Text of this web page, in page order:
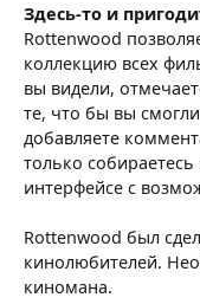
Здесь-то и
Rottenwood
коллекцию всех
вы видели,
те, что бы вы
добавляете
только
интерфейсе с
Rottenwood был
кинолюбителей.
киномана.